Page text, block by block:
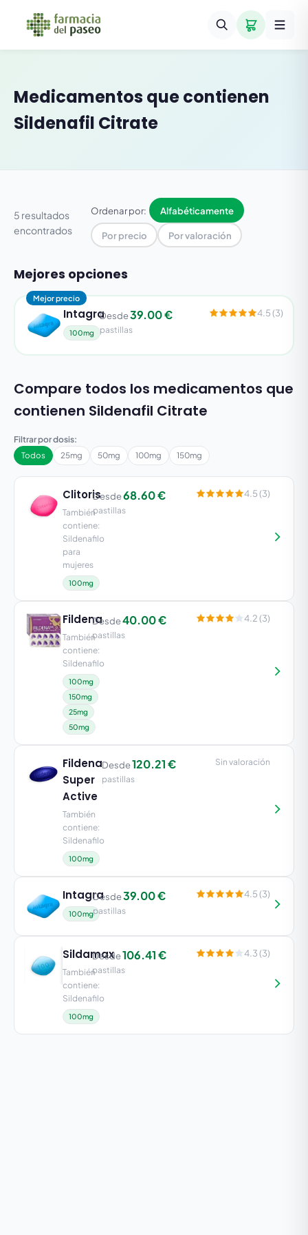
Medicamentos que contienen
Sildenafil Citrate
5 resultados
encontrados
Ordenar por: Alfabéticamente
Por precio Por valoración
Mejores opciones
Mejor precio
Intagra
100mg
Desde39.00 €
pastillas
4.5 (3)
Compare todos los medicamentos que
contienen Sildenafil Citrate
Filtrar por dosis:
Todos
25mg 50mg 100mg 150mg
Intagra
100mg
Desde39.00 €
pastillas
4.5 (3)
Fildena
También
contiene:
Sildenafilo
100mg
150mg
25mg
50mg
Desde40.00 €
pastillas
4.2 (3)
Clitoris
También
contiene:
Sildenafilo
para
mujeres
100mg
Desde68.60 €
pastillas
4.5 (3)
Fildena
Super
Active
También
contiene:
Sildenafilo
100mg
Desde120.21 €
pastillas
Sin valoración
Sildamax
También
contiene:
Sildenafilo
100mg
Desde106.41 €
pastillas
4.3 (3)